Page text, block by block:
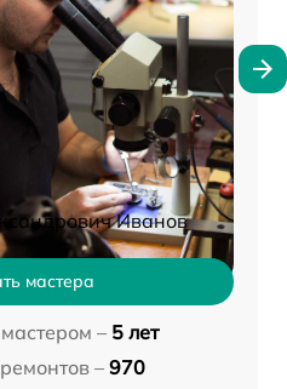
Иванов
мастера
– 5 лет
– 970